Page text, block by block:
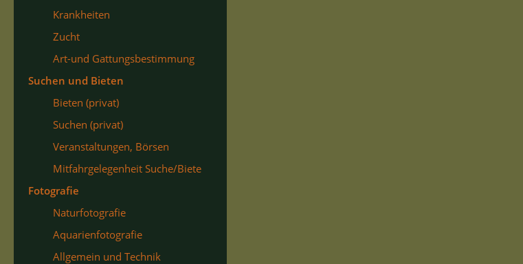
Krankheiten
Zucht
Art-und Gattungsbestimmung
Suchen und Bieten
Bieten (privat)
Suchen (privat)
Veranstaltungen, Börsen
Mitfahrgelegenheit Suche/Biete
Fotografie
Naturfotografie
Aquarienfotografie
Allgemein und Technik